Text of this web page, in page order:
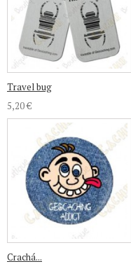
Travel bug
5,20 €
Crachá...